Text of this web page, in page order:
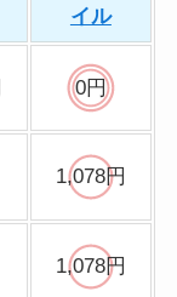
イル
0円
1,078円
1,078円